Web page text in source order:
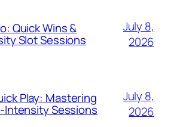
Quick Wins &
Slot Sessions
July 8,
2026
Play: Mastering
Sessions
July 8,
2026